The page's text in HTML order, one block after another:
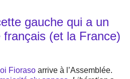
gauche qui a un
(et la France)
Fioraso arrive à l’Assemblée.